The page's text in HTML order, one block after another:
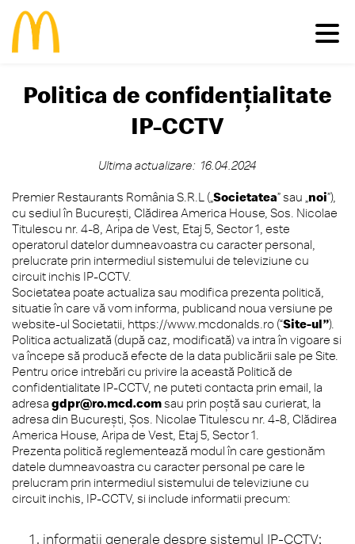
Meniu
Peşte
Cartofi
Băuturi
Vezi toate
produsele >
Salate
Gustări
Happy Meal®
Meniuri
Sosuri
Happy Meal®
Impactul economic în România
Inițiative sustenabile
Casa Ronald McDonald® România
Grant my passion
Restaurante
Vino în echipa noastră
McCafé®
#cevabundestiut
Politica de confidenţialitate
IP-CCTV
Ultima actualizare: 16.04.2024
Premier Restaurants România S.R.L („Societatea” sau „noi”),
cu sediul în Bucureşti, Clădirea America House, Sos. Nicolae
Titulescu nr. 4-8, Aripa de Vest, Etaj 5, Sector 1, este
operatorul datelor dumneavoastra cu caracter personal,
prelucrate prin intermediul sistemului de televiziune cu
circuit inchis IP-CCTV.
Societatea poate actualiza sau modifica prezenta politică,
situatie în care vă vom informa, publicand noua versiune pe
website-ul Societatii, https://www.mcdonalds.ro (“Site-ul”).
Politica actualizată (după caz, modificată) va intra în vigoare si
va începe să producă efecte de la data publicării sale pe Site.
Pentru orice intrebări cu privire la această Politică de
confidentialitate IP-CCTV, ne puteti contacta prin email, la
adresa gdpr@ro.mcd.comsau prin poștă sau curierat, la
adresa din Bucureşti, Şos. Nicolae Titulescu nr. 4-8, Clădirea
America House, Aripa de Vest, Etaj 5, Sector 1.
Prezenta politică reglementează modul în care gestionăm
datele dumneavoastra cu caracter personal pe care le
prelucram prin intermediul sistemului de televiziune cu
circuit inchis, IP-CCTV, si include informatii precum:
informatii generale despre sistemul IP-CCTV;